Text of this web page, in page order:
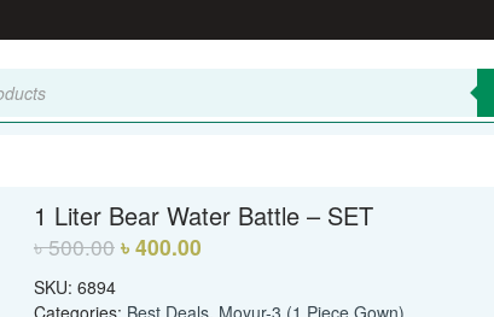
1 Liter Bear Water Battle – SET
৳500.00 ৳ 400.00
SKU: 6894
Categories: Best Deals, Moyur-3 (1 Piece Gown)